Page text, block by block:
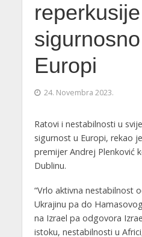
Europi
24. Novembra 2023.
Ratovi i nestabilnosti u
sigurnost u Europi, rekao
premijer Andrej Plenković
Dublinu.
“Vrlo aktivna nestabilnost
Ukrajinu pa do
na Izrael pa odgovora
istoku, nestabilnosti u